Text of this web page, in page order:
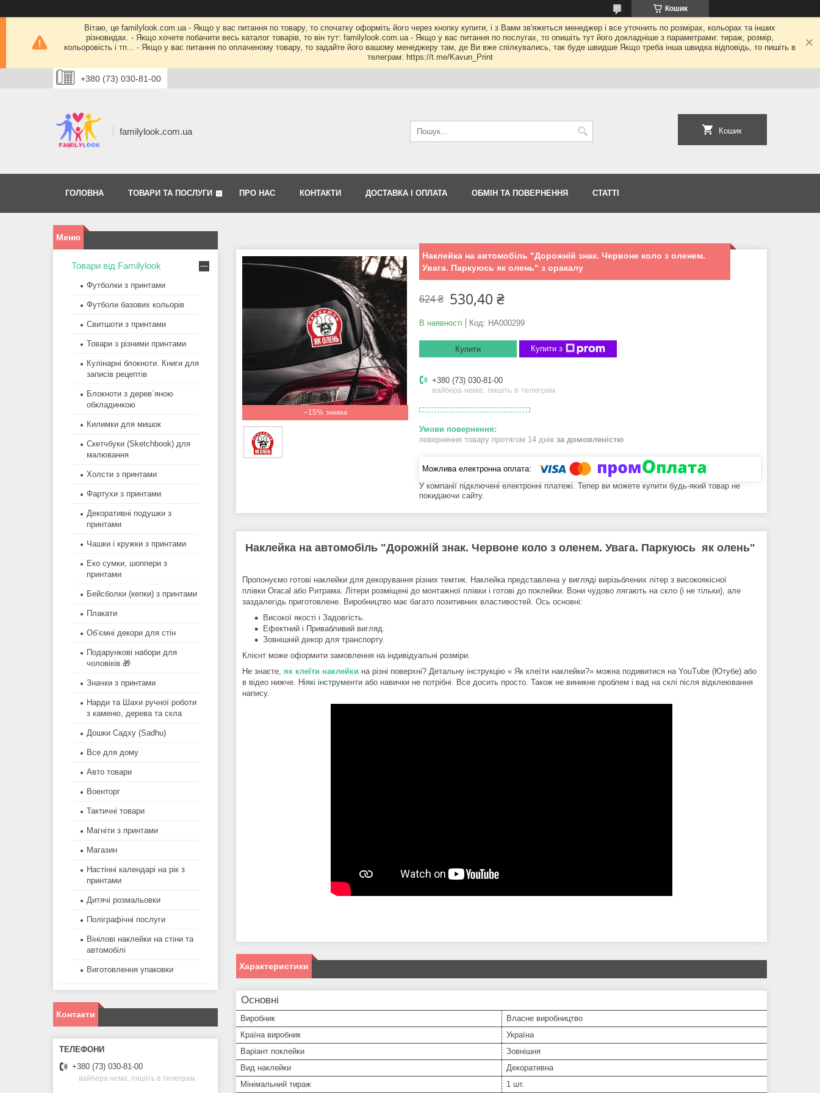
Кошик
Вітаю, це familylook.com.ua - Якщо у вас питання по товару, то спочатку оформіть його через кнопку купити, і з Вами зв'яжеться менеджер і все уточнить по розмірах, кольорах та інших
різновидах. - Якщо хочете побачити весь каталог товарів, то він тут: familylook.com.ua - Якщо у вас питання по послугах, то опишіть тут його докладніше з параметрами: тираж, розмір,
кольоровість і тп... - Якщо у вас питання по оплаченому товару, то задайте його вашому менеджеру там, де Ви вже спілкувались, так буде швидше Якщо треба інша швидка відповідь, то пишіть в
телеграм: https://t.me/Kavun_Print
+380 (73) 030-81-00
familylook.com.ua Кошик
ГОЛОВНА ТОВАРИ ТА ПОСЛУГИ ПРО НАС КОНТАКТИ ДОСТАВКА І ОПЛАТА ОБМІН ТА ПОВЕРНЕННЯ СТАТТІ
–15%
Наклейка на автомобіль "Дорожній знак. Червоне коло з оленем.
Увага. Паркуюсь як олень" з оракалу
624 ₴ 530,40 ₴
В наявності Код: НА000299
Купити Купити з
+380 (73) 030-81-00
вайбера нема, пишіть в телеграм
повернення товару протягом 14 днів за домовленістю
У компанії підключені електронні платежі. Тепер ви можете купити будь-який товар не
покидаючи сайту.
Наклейка на автомобіль "Дорожній знак. Червоне коло з оленем. Увага. Паркуюсь як олень"
Пропонуємо готові наклейки для декорування різних темтик. Наклейка представлена у вигляді вирізьблених літер з високоякісної
плівки Oracal або Ритрама. Літери розміщені до монтажної плівки і готові до поклейки. Вони чудово лягають на скло (і не тільки), але
заздалегідь приготовлене. Виробництво має багато позитивних властивостей. Ось основні:
Високої якості і Задовгість.
Ефектний і Привабливий вигляд.
Зовнішній декор для транспорту.
Клієнт може оформити замовлення на індивідуальні розміри.
Не знаєте, як клеїти наклейки на різні поверхні? Детальну інструкцію « Як клеїти наклейки?» можна подивитися на YouTube (Ютубе) або
в відео нижче. Ніякі інструменти або навички не потрібні. Все досить просто. Також не виникне проблем і вад на склі після відклеювання
напису.
Характеристики
Основні
Виробник
Власне виробництво
Країна виробник
Україна
Варіант поклейки
Зовнішня
Вид наклейки
Декоративна
Мінімальний тираж
1 шт.
Товари від Familylook
Футболки з принтами
Футболи базових кольорів
Свитшоти з принтами
Товари з різними принтами
Кулінарні блокноти. Книги для
записів рецептів
Блокноти з дерев`яною
обкладинкою
Килимки для мишок
Скетчбуки (Sketchbook) для
малювання
Холсти з принтами
Фартухи з принтами
Декоративні подушки з
принтами
Чашки і кружки з принтами
Еко сумки, шоппери з
принтами
Бейсболки (кепки) з принтами
Плакати
Об’ємні декори для стін
Подарункові набори для
чоловіків 🎁
Значки з принтами
Нарди та Шахи ручної роботи
з каменю, дерева та скла
Дошки Садху (Sadhu)
Все для дому
Авто товари
Военторг
Тактичні товари
Магніти з принтами
Магазин
Настінні календарі на рік з
принтами
Дитячі розмальовки
Поліграфічні послуги
Вінілові наклейки на стіни та
автомобілі
Виготовлення упаковки
Контакти
+380 (73) 030-81-00
вайбера нема, пишіть в телеграм